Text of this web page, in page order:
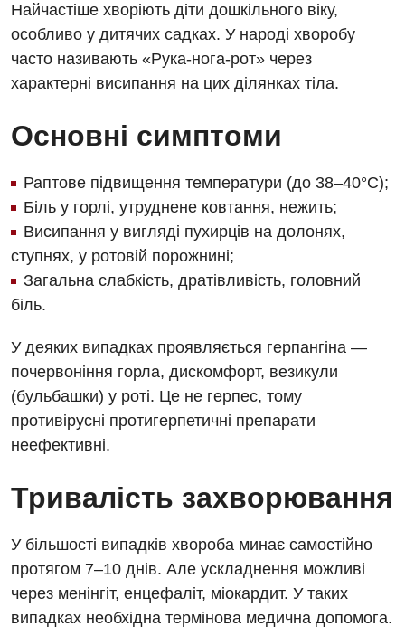
Вакансії
Інтернатура
Енциклопедія
Програма лояльності
Відгуки
Відео
Діагностичне відділення
Ендоскопічне відділення
Інструментальна діагностика
Рентгенографія
УЗД
Для дорослих
Акушерство і гінекологія
Андрологія
Безоплатні послуги
Гастроентерологія
Декларування
Національний скринінг здоров’я 40+
Українська
Російська
Найчастіше хворіють діти дошкільного віку,
особливо у дитячих садках. У народі хворобу
часто називають «Рука-нога-рот» через
характерні висипання на цих ділянках тіла.
Основні симптоми
Раптове підвищення температури (до 38–40°C);
Біль у горлі, утруднене ковтання, нежить;
Висипання у вигляді пухирців на долонях,
ступнях, у ротовій порожнині;
Загальна слабкість, дратівливість, головний
біль.
У деяких випадках проявляється герпангінa —
почервоніння горла, дискомфорт, везикули
(бульбашки) у роті. Це не герпес, тому
противірусні протигерпетичні препарати
неефективні.
Тривалість захворювання
У більшості випадків хвороба минає самостійно
протягом 7–10 днів. Але ускладнення можливі
через менінгіт, енцефаліт, міокардит. У таких
випадках необхідна термінова медична допомога.